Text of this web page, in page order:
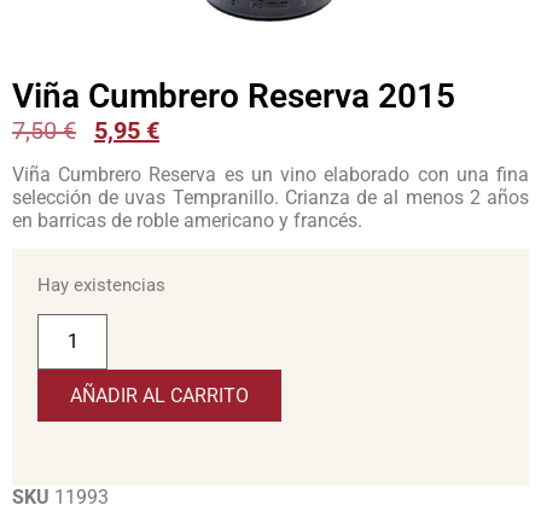
Viña Cumbrero Reserva 2015
7,50€ 5,95 €
Viña Cumbrero Reserva es un vino elaborado con una fina
selección de uvas Tempranillo. Crianza de al menos 2 años
en barricas de roble americano y francés.
Hay existencias
AÑADIR AL CARRITO
SKU 11993